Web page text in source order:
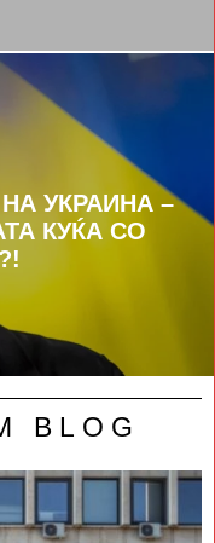
УКРАИНА –
КУЌА СО
BLOG